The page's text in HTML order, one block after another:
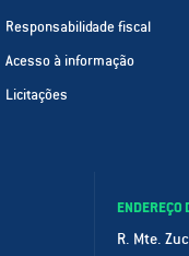
Responsabilidade fiscal
Acesso à informação
Licitações
ENDEREÇO
R. Mte.